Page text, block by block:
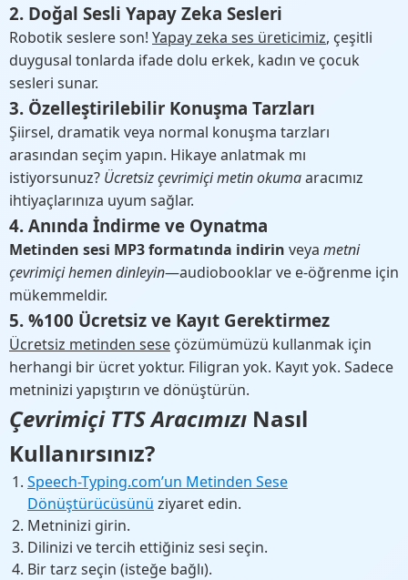
2. Doğal Sesli Yapay Zeka Sesleri
Robotik seslere son! Yapay zeka ses üreticimiz, çeşitli
duygusal tonlarda ifade dolu erkek, kadın ve çocuk
sesleri sunar.
3. Özelleştirilebilir Konuşma Tarzları
Şiirsel, dramatik veya normal konuşma tarzları
arasından seçim yapın. Hikaye anlatmak mı
istiyorsunuz? Ücretsiz çevrimiçi metin okumaaracımız
ihtiyaçlarınıza uyum sağlar.
4. Anında İndirme ve Oynatma
Metinden sesi MP3 formatında indirin veya metni
çevrimiçi hemen dinleyin—audiobooklar ve e-öğrenme için
mükemmeldir.
5. %100 Ücretsiz ve Kayıt Gerektirmez
Ücretsiz metinden sese çözümümüzü kullanmak için
herhangi bir ücret yoktur. Filigran yok. Kayıt yok. Sadece
metninizi yapıştırın ve dönüştürün.
Çevrimiçi TTS Aracımızı Nasıl
Kullanırsınız?
Speech-Typing.com’un Metinden Sese
Dönüştürücüsünü ziyaret edin.
Metninizi girin.
Dilinizi ve tercih ettiğiniz sesi seçin.
Bir tarz seçin (isteğe bağlı).